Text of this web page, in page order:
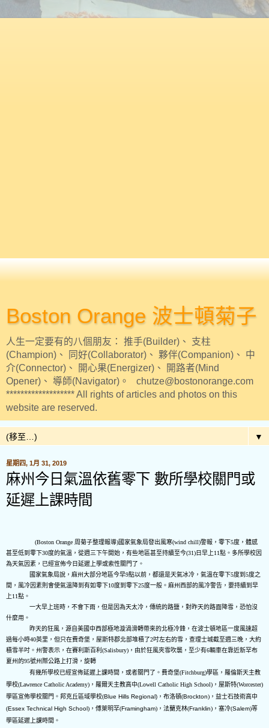
Boston Orange 波士頓菊子
人生一定要有的八個朋友： 推手(Builder)、 支柱
(Champion)、 同好(Collaborator)、 夥伴(Companion)、 中
介(Connector)、 開心果(Energizer)、 開路者(Mind
Opener)、 導師(Navigator)。 chutze@bostonorange.com
******************* All rights of articles and photos on this
website are reserved.
▼
星期四, 1月 31, 2019
麻州今日氣溫依舊零下 數所學校關門或
延遲上課時間
(Boston Orange 周菊子整理報導)國家氣象局發出風寒(wind chill)警報，零下5度，體感
甚至低到零下30度的氣溫，從週三下午開始，有些地區甚至持續至今(31)日早上11點。多所學校因
為天氣因素，已經宣佈今日延遲上學或索性關門了。
國家氣象局說，麻州大部分地區今早9點以前，都還是天氣冰冷，氣溫在零下5度到 5度之
間，風冷因素則會使氣溫降到有如零下10度到零下25度一般。麻州西部的風冷警告，要持續到早
上11點。
一大早上班時，不會下雨，但是因為天太冷，傳統的路鹽，對昨天的路面降雪，恐怕沒
什麼用。
昨天的狂風，源自美國中西部極地漩渦滑轉帶來的北極冷鋒，在波士頓地區一度風速超
過每小時40英里，但只在費奇堡，屋斯特郡北部堆積了2吋左右的雪，查理士城截至週三晚，大約
積雪半吋。州警表示，在賽利斯百利 (Salisbury) ，由於狂風夾雪吹襲，至少有6輛車在靠近新罕布
夏州的95號州際公路上打滑，旋轉
有幾所學校已經宣佈延遲上課時間，或者關門了。費奇堡(Fitchburg)學區，羅倫斯天主教
學校(Lawrence Catholic Academy) ，羅爾天主教高中(Lowell Catholic High School) ，屋斯特(Worcester)
學區宣佈學校關門。邦克丘區域學校(Blue Hills Regional) ，布洛頓(Brockton) ，益士石技術高中
(Essex Technical High School) ，傅萊明罕(Framingham) ，法蘭克林(Franklin) ，塞冷(Salem)等
學區延遲上課時間。